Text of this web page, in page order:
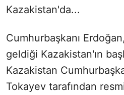
Kazakistan'da...
Cumhurbaşkanı
geldiği Kazakistan'ın
Kazakistan
Tokayev tarafından